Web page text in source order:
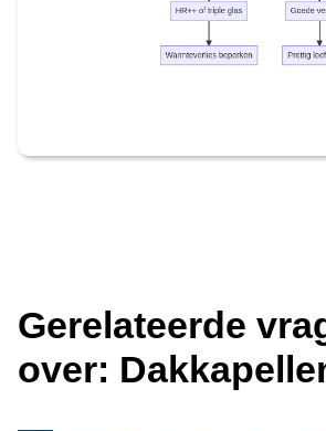
Gerelateerde
over: